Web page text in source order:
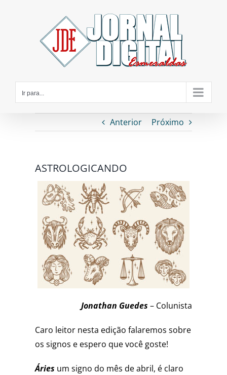
Ir para...
Anterior Próximo
ASTROLOGICANDO
Jonathan Guedes – Colunista
Caro leitor nesta edição falaremos sobre
os signos e espero que você goste!
Áries um signo do mês de abril, é claro